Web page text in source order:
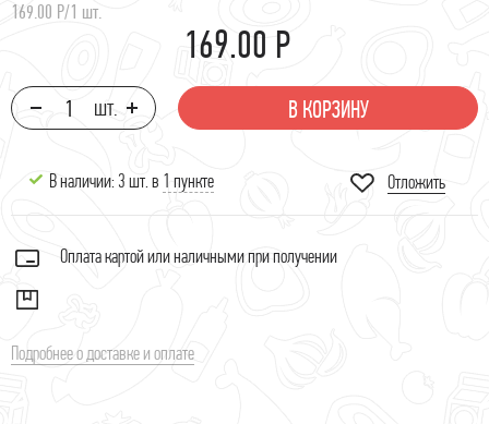
169.00 Р/1 шт.
169.00 Р
В КОРЗИНУ
Отложить
В наличии: 3 шт. в 1 пункте
Оплата картой или наличными при получении
Подробнее о доставке и оплате